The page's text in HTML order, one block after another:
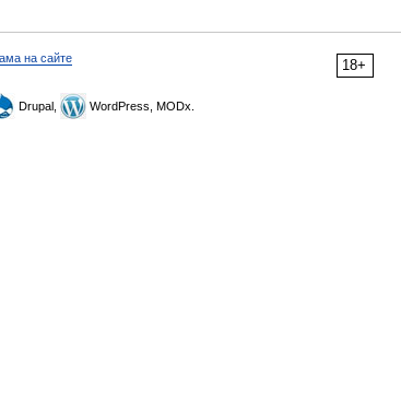
18+
на сайте
Drupal, WordPress, MODx.